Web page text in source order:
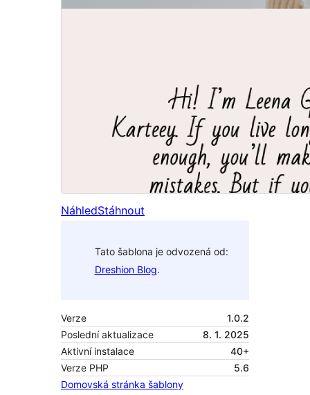
NáhledStáhnout
Tato šablona je odvozená od:
Dreshion Blog.
Verze
1.0.2
Poslední aktualizace
8. 1. 2025
Aktivní instalace
40+
Verze PHP
5.6
Domovská stránka šablony